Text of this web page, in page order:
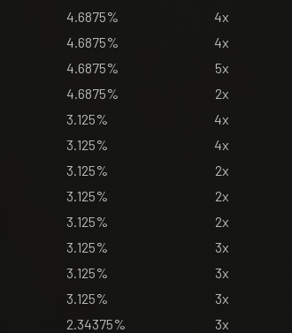
4.6875% 4x
4.6875% 4x
4.6875% 5x
4.6875% 2x
3.125% 4x
3.125% 4x
3.125% 2x
3.125% 2x
3.125% 2x
3.125% 3x
3.125% 3x
3.125% 3x
2.34375% 3x